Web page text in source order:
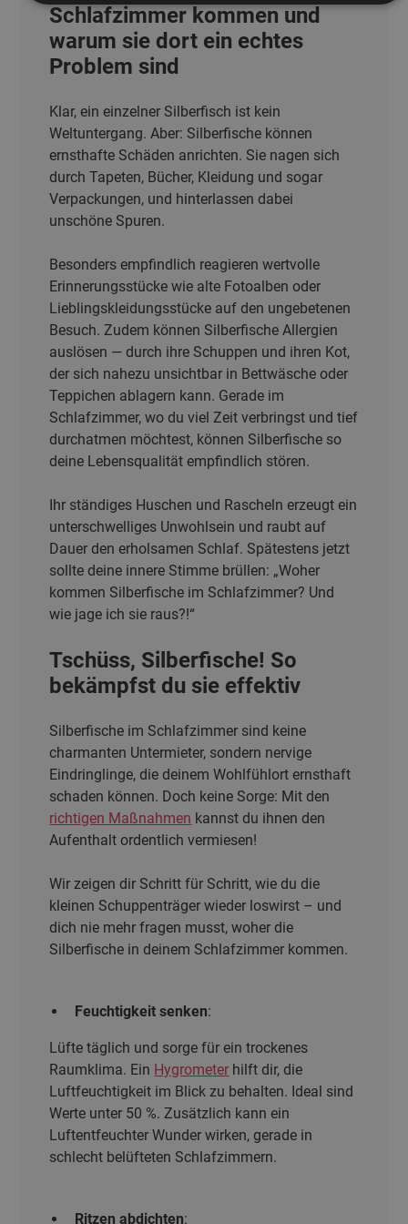
Schlafzimmer kommen und
warum sie dort ein echtes
Problem sind
Klar, ein einzelner Silberfisch ist kein
Weltuntergang. Aber: Silberfische können
ernsthafte Schäden anrichten. Sie nagen sich
durch Tapeten, Bücher, Kleidung und sogar
Verpackungen, und hinterlassen dabei
unschöne Spuren.
Besonders empfindlich reagieren wertvolle
Erinnerungsstücke wie alte Fotoalben oder
Lieblingskleidungsstücke auf den ungebetenen
Besuch. Zudem können Silberfische Allergien
auslösen — durch ihre Schuppen und ihren Kot,
der sich nahezu unsichtbar in Bettwäsche oder
Teppichen ablagern kann. Gerade im
Schlafzimmer, wo du viel Zeit verbringst und tief
durchatmen möchtest, können Silberfische so
deine Lebensqualität empfindlich stören.
Ihr ständiges Huschen und Rascheln erzeugt ein
unterschwelliges Unwohlsein und raubt auf
Dauer den erholsamen Schlaf. Spätestens jetzt
sollte deine innere Stimme brüllen: „Woher
kommen Silberfische im Schlafzimmer? Und
wie jage ich sie raus?!“
Tschüss, Silberfische! So
bekämpfst du sie effektiv
Silberfische im Schlafzimmer sind keine
charmanten Untermieter, sondern nervige
Eindringlinge, die deinem Wohlfühlort ernsthaft
schaden können. Doch keine Sorge: Mit den
richtigen Maßnahmen kannst du ihnen den
Aufenthalt ordentlich vermiesen!
Wir zeigen dir Schritt für Schritt, wie du die
kleinen Schuppenträger wieder loswirst – und
dich nie mehr fragen musst, woher die
Silberfische in deinem Schlafzimmer kommen.
Feuchtigkeit senken:
Lüfte täglich und sorge für ein trockenes
Raumklima. Ein Hygrometer hilft dir, die
Luftfeuchtigkeit im Blick zu behalten. Ideal sind
Werte unter 50 %. Zusätzlich kann ein
Luftentfeuchter Wunder wirken, gerade in
schlecht belüfteten Schlafzimmern.
Ritzen abdichten: